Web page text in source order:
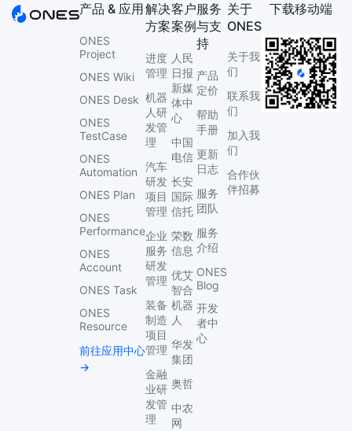
产品 & 应用
ONES
Project
ONES Wiki
ONES Desk
ONES
TestCase
ONES
Automation
ONES Plan
ONES
Performance
ONES
Account
ONES Task
ONES
Resource
前往应用中心
→
解决
方案
进度
管理
机器
人研
发管
理
汽车
研发
项目
管理
企业
服务
研发
管理
装备
制造
项目
管理
金融
业研
发管
理
客户
案例
人民
日报
新媒
体中
心
中国
电信
长安
国际
信托
荣数
信息
优艾
智合
机器
人
华发
集团
奥哲
中农
网
服务
与支
持
产品
定价
帮助
手册
更新
日志
服务
团队
服务
介绍
ONES
Blog
开发
者中
心
关于
ONES
关于我
们
联系我
们
加入我
们
合作伙
伴招募
下载移动端